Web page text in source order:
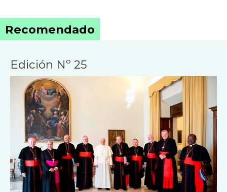
Recomendado
Edición Nº 25